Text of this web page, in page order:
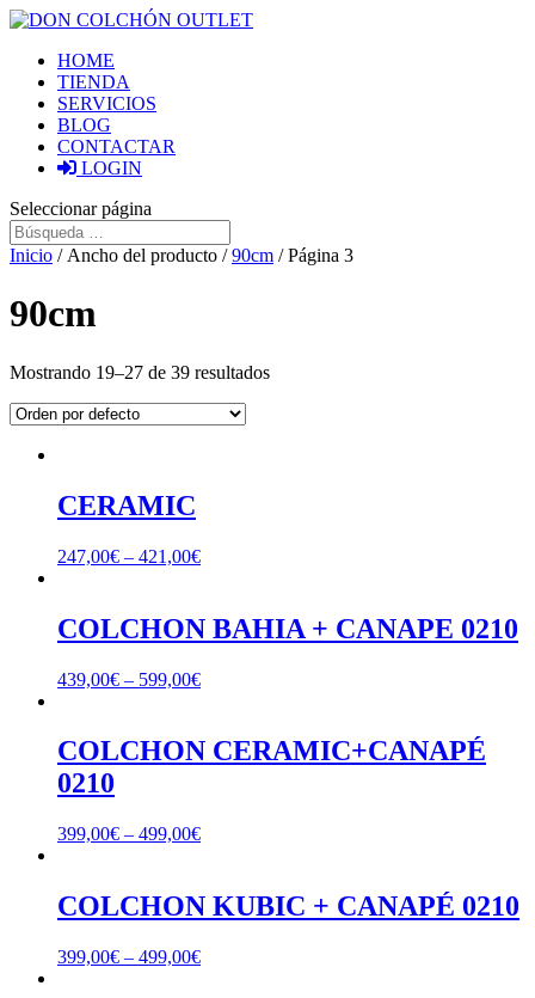
HOME
TIENDA
SERVICIOS
BLOG
CONTACTAR
LOGIN
Seleccionar página
Inicio / Ancho del producto /90cm / Página 3
90cm
Mostrando 19–27 de 39 resultados
CERAMIC
247,00€ – 421,00€
COLCHON BAHIA + CANAPE 0210
439,00€ – 599,00€
COLCHON CERAMIC+CANAPÉ
0210
399,00€ – 499,00€
COLCHON KUBIC + CANAPÉ 0210
399,00€ – 499,00€